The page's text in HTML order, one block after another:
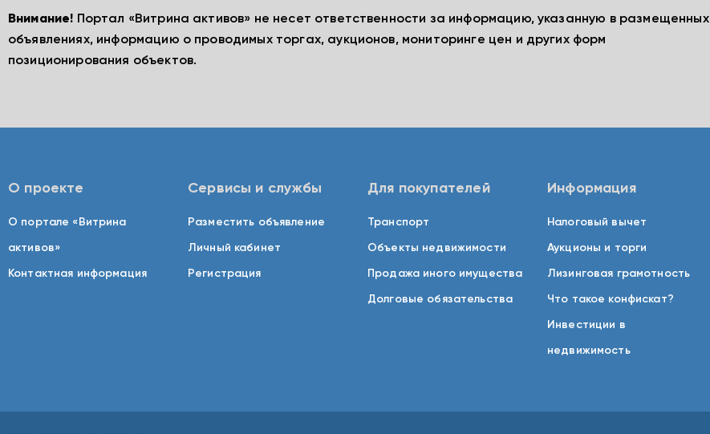
Внимание! Портал «Витрина активов» не несет ответственности за информацию, указанную в размещенных
объявлениях, информацию о проводимых торгах, аукционов, мониторинге цен и других форм
позиционирования объектов.
О проекте
О портале «Витрина
активов»
Контактная информация
Сервисы и службы
Разместить объявление
Личный кабинет
Регистрация
Для покупателей
Транспорт
Объекты недвижимости
Продажа иного имущества
Долговые обязательства
Информация
Налоговый вычет
Аукционы и торги
Лизинговая грамотность
Что такое конфискат?
Инвестиции в
недвижимость